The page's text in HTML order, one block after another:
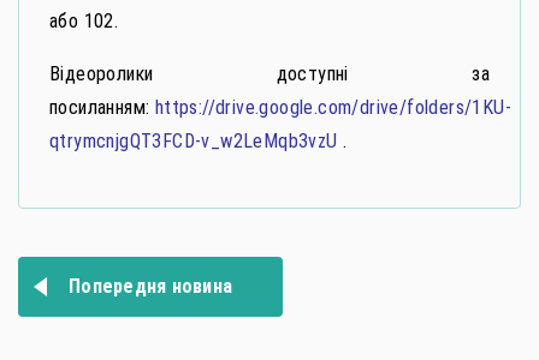
або 102.
Відеоролики доступні за
посиланням: https://drive.google.com/drive/folders/1KU-
qtrymcnjgQT3FCD-v_w2LeMqb3vzU .
Навігація
записів
Попередня новина